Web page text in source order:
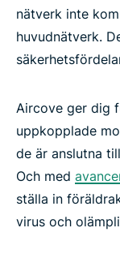
nätverk inte
huvudnätverk.
Aircove ger dig
uppkopplade
de är anslutna
Och med
ställa in
virus och